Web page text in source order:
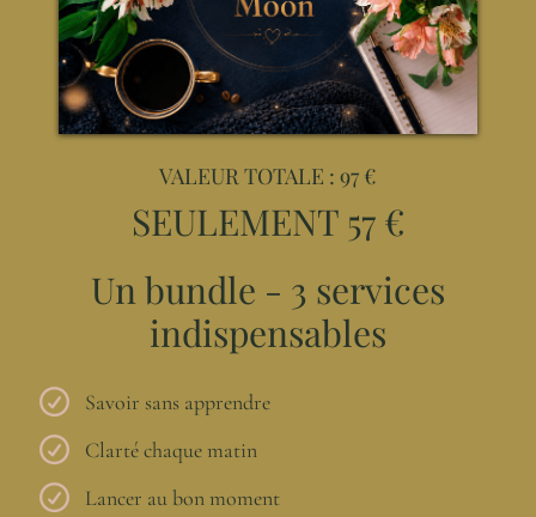
VALEUR TOTALE : 97 €
SEULEMENT 57 €
Un bundle - 3 services
indispensables
Savoir sans apprendre
Clarté chaque matin
Lancer au bon moment